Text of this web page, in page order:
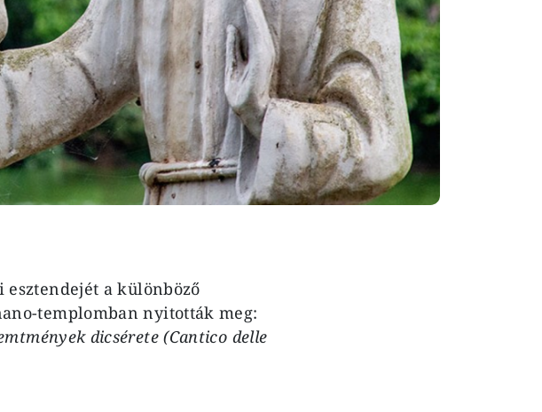
esztendejét a különböző
templomban nyitották meg:
dicsérete (Cantico delle